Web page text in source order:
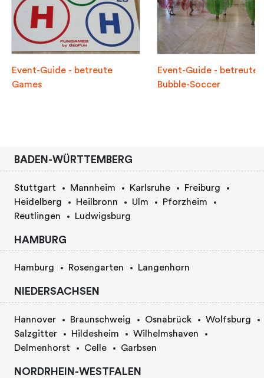
Event-Guide - betreute
Games
Event-Guide - betreutes
Bubble-Soccer
BADEN-WÜRTTEMBERG
Stuttgart Mannheim Karlsruhe
Freiburg
Heidelberg
Heilbronn Ulm
Pforzheim
Reutlingen
Ludwigsburg
HAMBURG
Hamburg Rosengarten Langenhorn
NIEDERSACHSEN
Hannover Braunschweig Osnabrück
Wolfsburg
Salzgitter
Hildesheim
Wilhelmshaven
Delmenhorst
Celle Garbsen
NORDRHEIN-WESTFALEN